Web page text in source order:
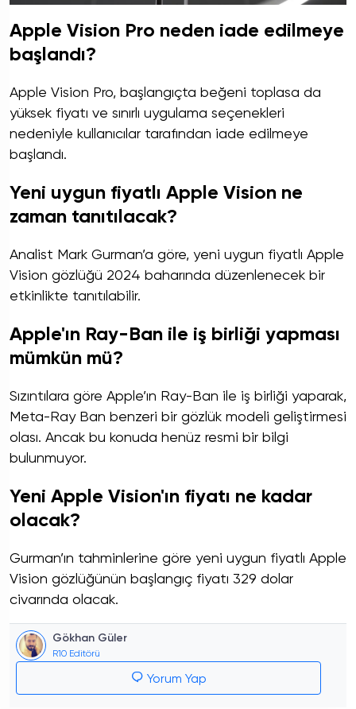
Apple Vision Pro neden iade edilmeye
başlandı?
Apple Vision Pro, başlangıçta beğeni toplasa da
yüksek fiyatı ve sınırlı uygulama seçenekleri
nedeniyle kullanıcılar tarafından iade edilmeye
başlandı.
Yeni uygun fiyatlı Apple Vision ne
zaman tanıtılacak?
Analist Mark Gurman’a göre, yeni uygun fiyatlı Apple
Vision gözlüğü 2024 baharında düzenlenecek bir
etkinlikte tanıtılabilir.
Apple'ın Ray-Ban ile iş birliği yapması
mümkün mü?
Sızıntılara göre Apple’ın Ray-Ban ile iş birliği yaparak,
Meta-Ray Ban benzeri bir gözlük modeli geliştirmesi
olası. Ancak bu konuda henüz resmi bir bilgi
bulunmuyor.
Yeni Apple Vision'ın fiyatı ne kadar
olacak?
Gurman’ın tahminlerine göre yeni uygun fiyatlı Apple
Vision gözlüğünün başlangıç fiyatı 329 dolar
civarında olacak.
Gökhan Güler
R10 Editörü
Yorum Yap